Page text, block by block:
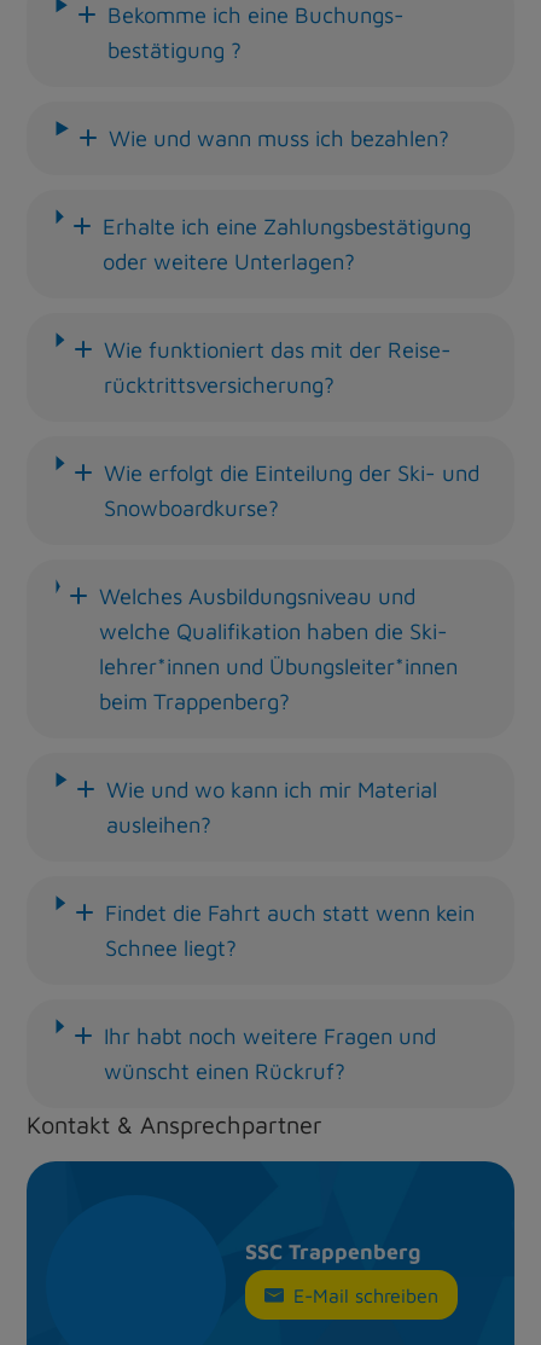
Bekomme ich eine Buchungs­
bestätigung ?
Wie und wann muss ich bezahlen?
Erhalte ich eine Zahlungs­bestätigung
oder weitere Unterlagen?
Wie funktioniert das mit der Reise­
rücktritts­versicherung?
Wie erfolgt die Einteilung der Ski- und
Snowboard­kurse?
Welches Ausbildungsniveau und
welche Qualifikation haben die Ski­
lehrer*innen und Übungs­leiter*innen
beim Trappenberg?
Wie und wo kann ich mir Material
ausleihen?
Findet die Fahrt auch statt wenn kein
Schnee liegt?
Ihr habt noch weitere Fragen und
wünscht einen Rückruf?
Kontakt & Ansprechpartner
SSC Trappenberg
E-Mail schreiben